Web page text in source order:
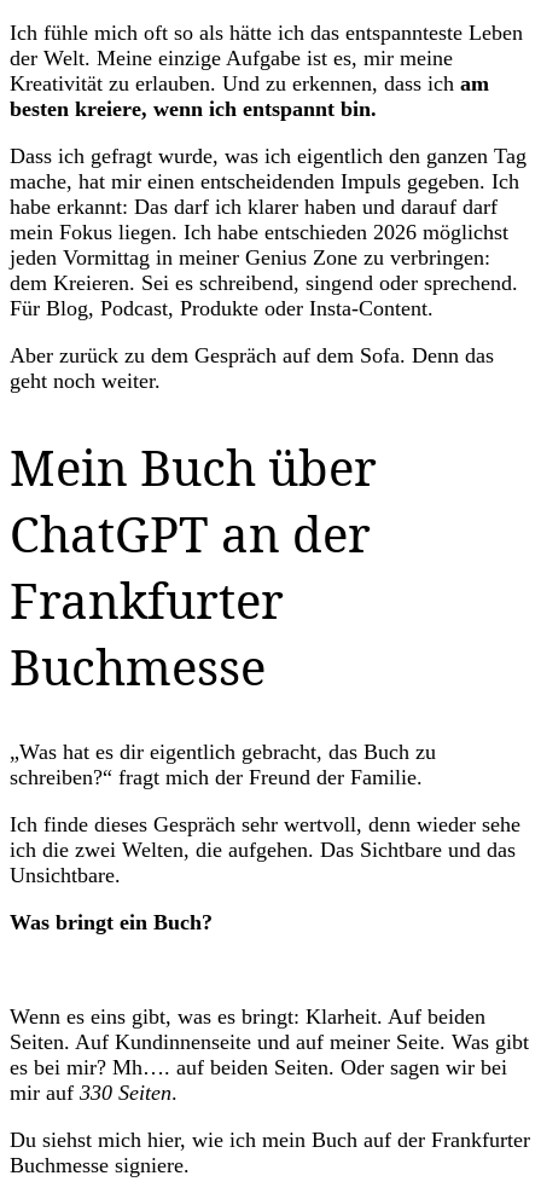
Ich fühle mich oft so als hätte ich das entspannteste Leben
der Welt. Meine einzige Aufgabe ist es, mir meine
Kreativität zu erlauben. Und zu erkennen, dass ich am
besten kreiere, wenn ich entspannt bin.
Dass ich gefragt wurde, was ich eigentlich den ganzen Tag
mache, hat mir einen entscheidenden Impuls gegeben. Ich
habe erkannt: Das darf ich klarer haben und darauf darf
mein Fokus liegen. Ich habe entschieden 2026 möglichst
jeden Vormittag in meiner Genius Zone zu verbringen:
dem Kreieren. Sei es schreibend, singend oder sprechend.
Für Blog, Podcast, Produkte oder Insta-Content.
Aber zurück zu dem Gespräch auf dem Sofa. Denn das
geht noch weiter.
Mein Buch über
ChatGPT an der
Frankfurter
Buchmesse
„Was hat es dir eigentlich gebracht, das Buch zu
schreiben?“ fragt mich der Freund der Familie.
Ich finde dieses Gespräch sehr wertvoll, denn wieder sehe
ich die zwei Welten, die aufgehen. Das Sichtbare und das
Unsichtbare.
Was bringt ein Buch?
Wenn es eins gibt, was es bringt: Klarheit. Auf beiden
Seiten. Auf Kundinnenseite und auf meiner Seite. Was gibt
es bei mir? Mh…. auf beiden Seiten. Oder sagen wir bei
mir auf 330 Seiten.
Du siehst mich hier, wie ich mein Buch auf der Frankfurter
Buchmesse signiere.